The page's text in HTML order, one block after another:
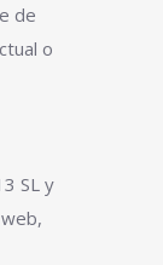
de
o
SL y